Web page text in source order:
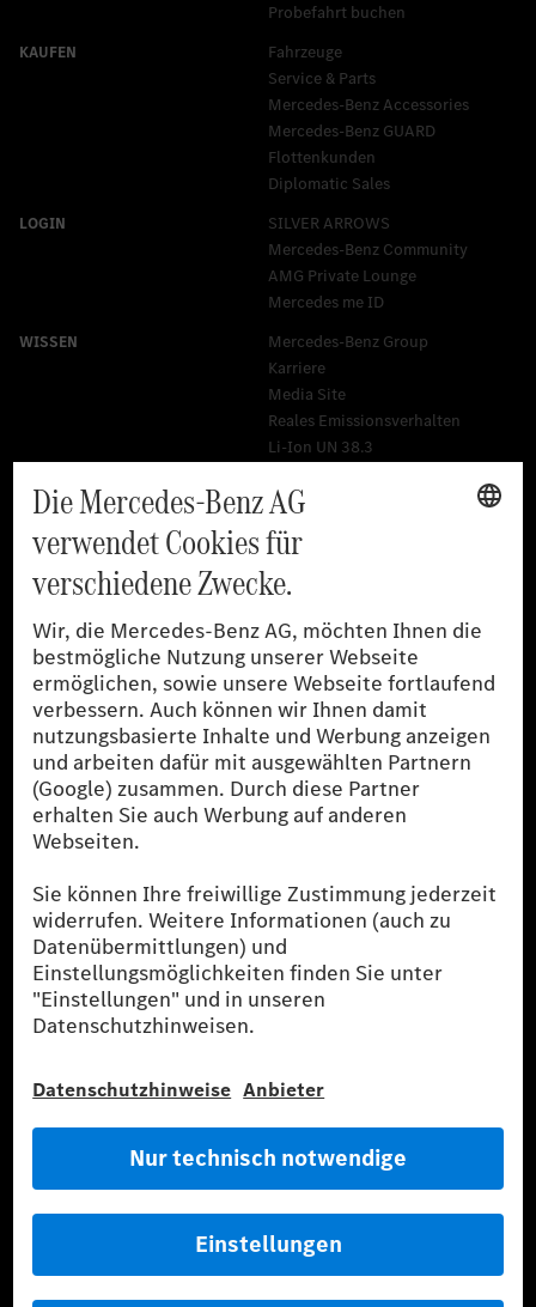
Probefahrt buchen
Fahrzeuge
Service & Parts
Mercedes-Benz Accessories
Mercedes‑Benz GUARD
Flottenkunden
Diplomatic Sales
SILVER ARROWS
Mercedes-Benz Community
AMG Private Lounge
Mercedes me ID
Mercedes-Benz Group
Karriere
Media Site
Reales Emissionsverhalten
Li-Ion UN 38.3
[1]
Die angegebenen Werte wurden nach dem vorgeschriebenen
Messverfahren WLTP (Worldwide harmonised Light-duty
vehicles Test Procedures) ermittelt. Der Kraftstoffverbrauch und
der CO₂-Ausstoß eines Pkw sind nicht nur von der effizienten
Ausnutzung des Kraftstoffs durch den Pkw, sondern auch vom
Fahrstil und anderen nichttechnischen Faktoren abhängig.